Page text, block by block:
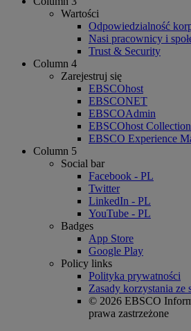
Wartości
Odpowiedzialność
Nasi pracownicy i
Trust & Security
Column 4
Zarejestruj się
EBSCOhost
EBSCONET
EBSCOAdmin
EBSCOhost
EBSCO Experience
Column 5
Social bar
Facebook - PL
Twitter
LinkedIn - PL
YouTube - PL
Badges
App Store
Google Play
Policy links
Polityka prywatności
Zasady korzystania ze
© 2026 EBSCO
prawa zastrzeżone